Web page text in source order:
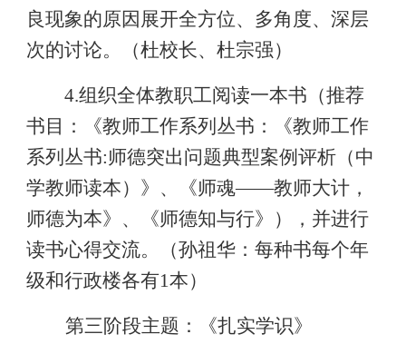
良现象的原因展开全方位、多角度、深层
次的讨论。（杜校长、杜宗强）
4.组织全体教职工阅读一本书（推荐
书目：《教师工作系列丛书：《教师工作
系列丛书:师德突出问题典型案例评析（中
学教师读本）》、《师魂——教师大计，
师德为本》、《师德知与行》），并进行
读书心得交流。（孙祖华：每种书每个年
级和行政楼各有1本）
第三阶段主题：《扎实学识》